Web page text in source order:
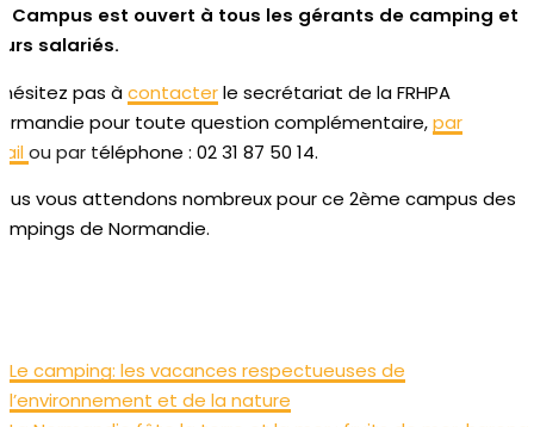
Campus est ouvert à tous les gérants de camping et
salariés.
pas àcontacterle secrétariat de la FRHPA
pour toute question complémentaire,par
ou par téléphone : 02 31 87 50 14.
vous attendons nombreux pour ce 2ème campus des
de Normandie.
Le camping: les vacances respectueuses de
l’environnement et de la nature